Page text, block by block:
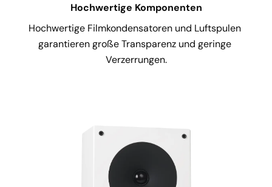
Hochwertige Komponenten
Hochwertige Filmkondensatoren und Luftspulen
garantieren große Transparenz und geringe
Verzerrungen.